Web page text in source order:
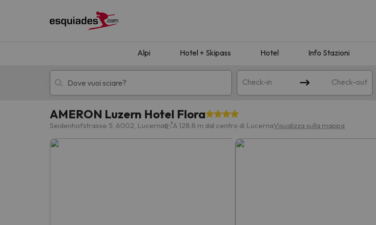
Alpi Hotel + Skipass Hotel Info Stazioni
Check-in Check-out
Hotel + skipass Hotel di montagna
AMERON Luzern Hotel Flora
Seidenhofstrasse 5, 6002, Lucerna A 128.8 m dal centro di LucernaVisualizza sulla mappa